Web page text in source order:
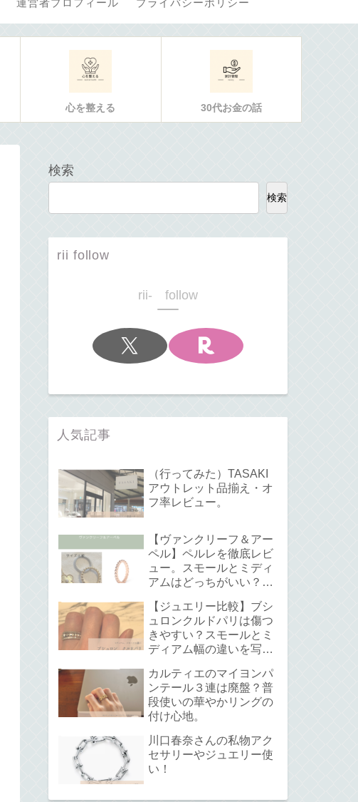
心を整える 30代お金の話
検索
検索
rii follow
rii- follow
人気記事
（行ってみた）TASAKI
アウトレット品揃え・オ
フ率レビュー。
【ヴァンクリーフ＆アー
ペル】ペルレを徹底レビ
ュー。スモールとミディ
アムはどっちがいい？サ
て。
【ジュエリー比較】ブシ
ュロンクルドパリは傷つ
きやすい？スモールとミ
ディアム幅の違いを写真
カルティエのマイヨンパ
ンテール３連は廃盤？普
段使いの華やかリングの
付け心地。
川口春奈さんの私物アク
セサリーやジュエリー使
い！